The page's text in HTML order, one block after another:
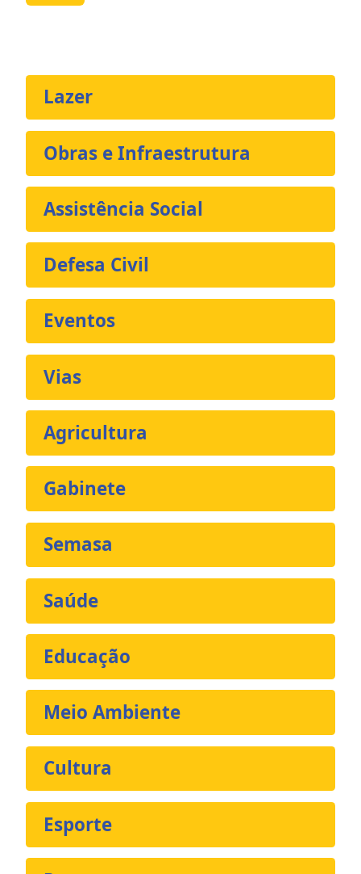
Lazer
Obras e Infraestrutura
Assistência Social
Defesa Civil
Eventos
Vias
Agricultura
Gabinete
Semasa
Saúde
Educação
Meio Ambiente
Cultura
Esporte